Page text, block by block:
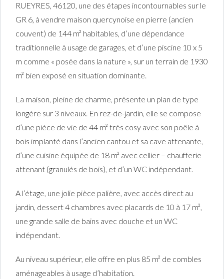
RUEYRES, 46120, une des étapes incontournables sur le
GR 6, à vendre maison quercynoise en pierre (ancien
couvent) de 144 m² habitables, d’une dépendance
traditionnelle à usage de garages, et d’une piscine 10 x 5
m comme « posée dans la nature », sur un terrain de 1930
m² bien exposé en situation dominante.
La maison, pleine de charme, présente un plan de type
longère sur 3 niveaux. En rez-de-jardin, elle se compose
d’une pièce de vie de 44 m² très cosy avec son poêle à
bois implanté dans l’ancien cantou et sa cave attenante,
d’une cuisine équipée de 18 m² avec cellier – chaufferie
attenant (granulés de bois), et d’un WC indépendant.
A l’étage, une jolie pièce palière, avec accès direct au
jardin, dessert 4 chambres avec placards de 10 à 17 m²,
une grande salle de bains avec douche et un WC
indépendant.
Au niveau supérieur, elle offre en plus 85 m² de combles
aménageables à usage d’habitation.